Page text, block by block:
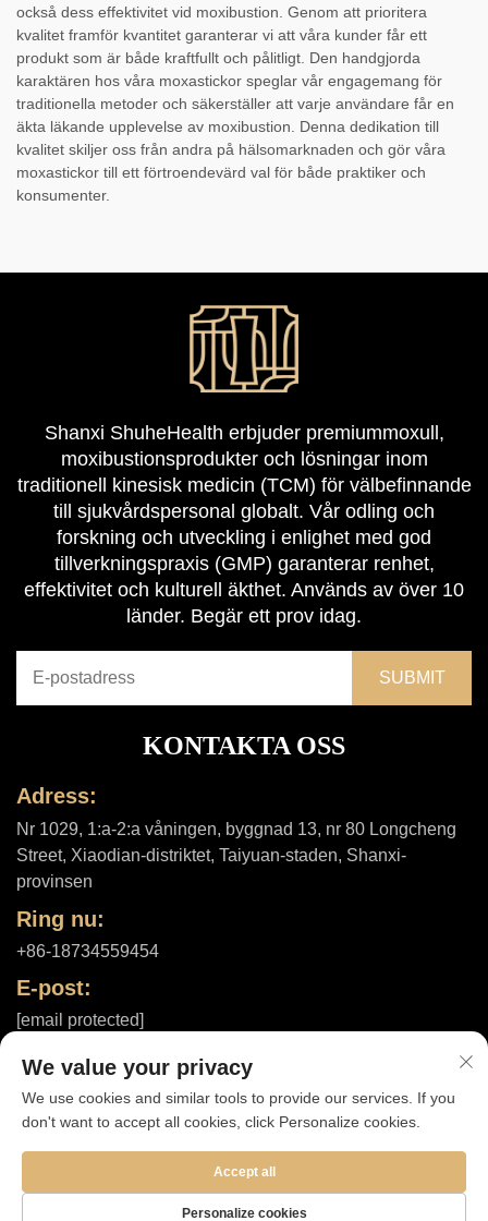
också dess effektivitet vid moxibustion. Genom att prioritera
kvalitet framför kvantitet garanterar vi att våra kunder får ett
produkt som är både kraftfullt och pålitligt. Den handgjorda
karaktären hos våra moxastickor speglar vår engagemang för
traditionella metoder och säkerställer att varje användare får en
äkta läkande upplevelse av moxibustion. Denna dedikation till
kvalitet skiljer oss från andra på hälsomarknaden och gör våra
moxastickor till ett förtroendevärd val för både praktiker och
konsumenter.
Shanxi ShuheHealth erbjuder premiummoxull,
moxibustionsprodukter och lösningar inom
traditionell kinesisk medicin (TCM) för välbefinnande
till sjukvårdspersonal globalt. Vår odling och
forskning och utveckling i enlighet med god
tillverkningspraxis (GMP) garanterar renhet,
effektivitet och kulturell äkthet. Används av över 10
länder. Begär ett prov idag.
KONTAKTA OSS
Adress:
Nr 1029, 1:a-2:a våningen, byggnad 13, nr 80 Longcheng
Street, Xiaodian-distriktet, Taiyuan-staden, Shanxi-
provinsen
Ring nu:
+86-18734559454
E-post:
[email protected]
Upphovsrätt © 2025 av Shanxi ShuheHealth Co., Ltd. |
Integritetspolicy
We value your privacy
We use cookies and similar tools to provide our services. If you
don't want to accept all cookies, click Personalize cookies.
Personalize cookies
Accept all